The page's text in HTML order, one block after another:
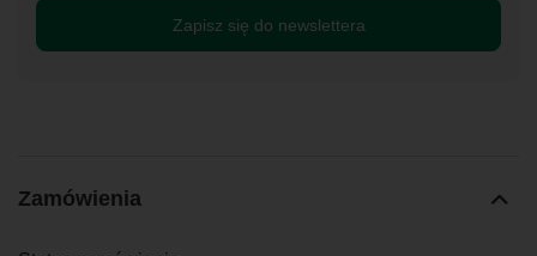
Zapisz się do newslettera
Zamówienia